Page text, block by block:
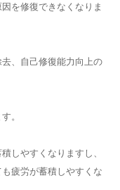
を修復できなくなりま
、自己修復能力向上の
。
しやすくなりますし、
疲労が蓄積しやすくな